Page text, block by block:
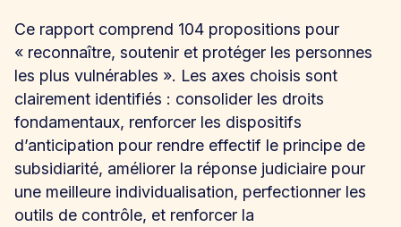
Ce rapport comprend 104 propositions pour
« reconnaître, soutenir et protéger les personnes
les plus vulnérables ». Les axes choisis sont
clairement identifiés : consolider les droits
fondamentaux, renforcer les dispositifs
d’anticipation pour rendre effectif le principe de
subsidiarité, améliorer la réponse judiciaire pour
une meilleure individualisation, perfectionner les
outils de contrôle, et renforcer la